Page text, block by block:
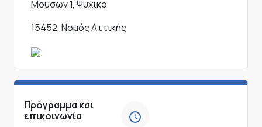
Μουσων 1, Ψυχικο
15452, Νομός Αττικής
Πρόγραμμα και
επικοινωνία